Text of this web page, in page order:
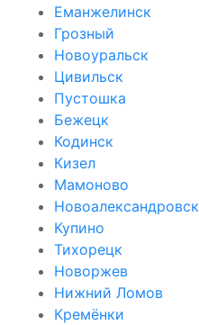
Еманжелинск
Грозный
Новоуральск
Цивильск
Пустошка
Бежецк
Кодинск
Кизел
Мамоново
Новоалександровск
Купино
Тихорецк
Новоржев
Нижний Ломов
Кремёнки